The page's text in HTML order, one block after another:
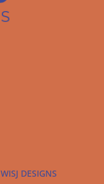
WISJ DESIGNS